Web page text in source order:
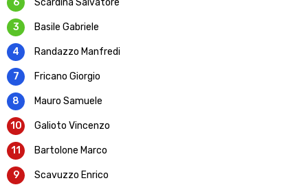
6 Scardina Salvatore
3 Basile Gabriele
4 Randazzo Manfredi
7 Fricano Giorgio
8 Mauro Samuele
10 Galioto Vincenzo
11 Bartolone Marco
9 Scavuzzo Enrico